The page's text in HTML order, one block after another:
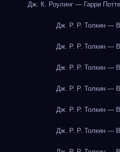
Дж. К. Роулинг — Гарри
Дж. Р. Р. Толкин —
Дж. Р. Р. Толкин —
Дж. Р. Р. Толкин —
Дж. Р. Р. Толкин —
Дж. Р. Р. Толкин —
Дж. Р. Р. Толкин —